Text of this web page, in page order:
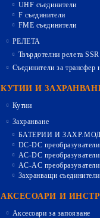
UHF съединители
F съединители
FME съединители
РЕЛЕТА
Твърдотелни релета SSR
Съединители за трансфер
КУТИИ И
Кутии
Захранване
БАТЕРИИ И
DC-DC преобразуватели
AC-DC преобразуватели
AC-AC преобразуватели
Захранващи съединители
АКСЕСОАРИ И
Аксесоари за запояване